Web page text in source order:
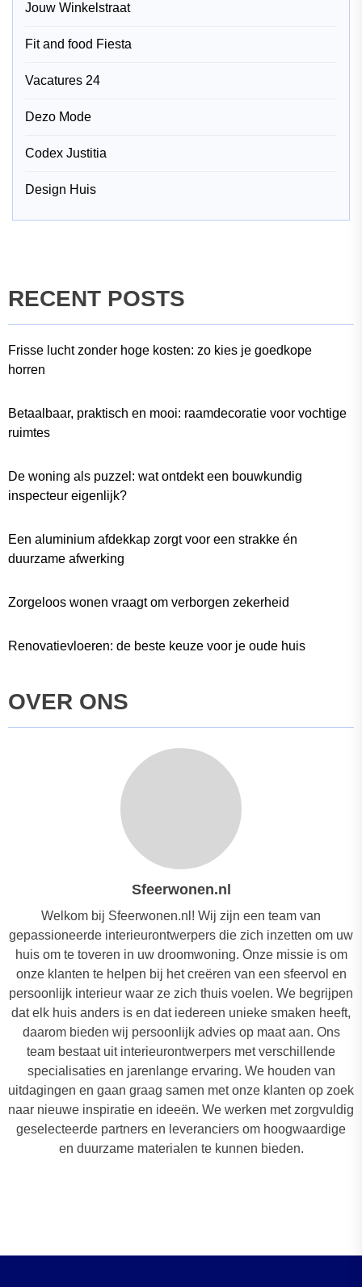
Jouw Winkelstraat
Fit and food Fiesta
Vacatures 24
Dezo Mode
Codex Justitia
Design Huis
RECENT POSTS
Frisse lucht zonder hoge kosten: zo kies je goedkope
horren
Betaalbaar, praktisch en mooi: raamdecoratie voor vochtige
ruimtes
De woning als puzzel: wat ontdekt een bouwkundig
inspecteur eigenlijk?
Een aluminium afdekkap zorgt voor een strakke én
duurzame afwerking
Zorgeloos wonen vraagt om verborgen zekerheid
Renovatievloeren: de beste keuze voor je oude huis
OVER ONS
Sfeerwonen.nl
Welkom bij Sfeerwonen.nl! Wij zijn een team van
gepassioneerde interieurontwerpers die zich inzetten om uw
huis om te toveren in uw droomwoning. Onze missie is om
onze klanten te helpen bij het creëren van een sfeervol en
persoonlijk interieur waar ze zich thuis voelen. We begrijpen
dat elk huis anders is en dat iedereen unieke smaken heeft,
daarom bieden wij persoonlijk advies op maat aan. Ons
team bestaat uit interieurontwerpers met verschillende
specialisaties en jarenlange ervaring. We houden van
uitdagingen en gaan graag samen met onze klanten op zoek
naar nieuwe inspiratie en ideeën. We werken met zorgvuldig
geselecteerde partners en leveranciers om hoogwaardige
en duurzame materialen te kunnen bieden.